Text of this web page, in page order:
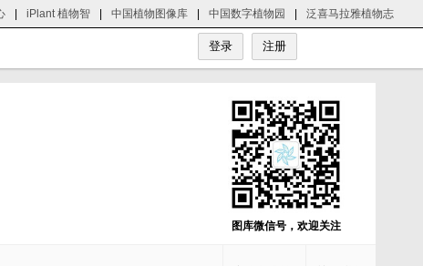
iPlant 植物智 中国植物图像库 中国数字植物园 泛喜马拉雅植物志
图库微信号，欢迎关注